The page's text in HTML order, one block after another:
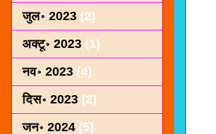
जुल॰ 2023 (2)
अक्टू॰ 2023 (1)
नव॰ 2023 (4)
दिस॰ 2023 (2)
जन॰ 2024 (5)